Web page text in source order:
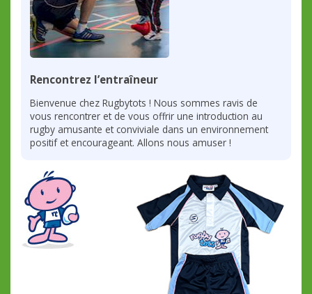
Rencontrez l’entraîneur
Bienvenue chez Rugbytots ! Nous sommes ravis de
vous rencontrer et de vous offrir une introduction au
rugby amusante et conviviale dans un environnement
positif et encourageant. Allons nous amuser !